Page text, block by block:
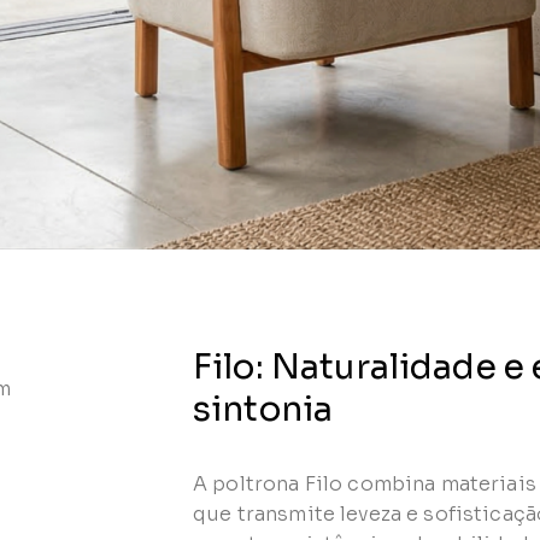
Filo: Naturalidade
sintonia
A poltrona Filo combina
que transmite leveza e